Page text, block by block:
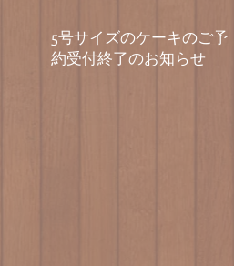
5号サイズのケーキのご予
約受付終了のお知らせ